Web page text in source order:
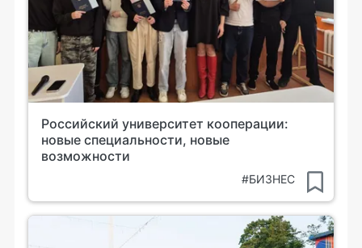
Российский университет кооперации:
новые специальности, новые
возможности
#БИЗНЕС